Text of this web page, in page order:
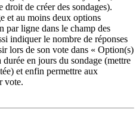
droit de créer des sondages).
et au moins deux options
par ligne dans le champ des
indiquer le nombre de réponses
lors de son vote dans « Option(s)
en jours du sondage (mettre
et enfin permettre aux
vote.